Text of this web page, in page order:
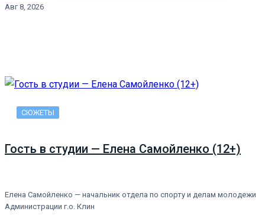
Авг 8, 2026
СЮЖЕТЫ
Гость в студии — Елена Самойленко (12+)
Елена Самойленко — начальник отдела по спорту и делам молодежи
Администрации г.о. Клин